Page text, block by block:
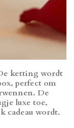
ketting wordt
perfect om
De
luxe toe,
cadeau wordt.